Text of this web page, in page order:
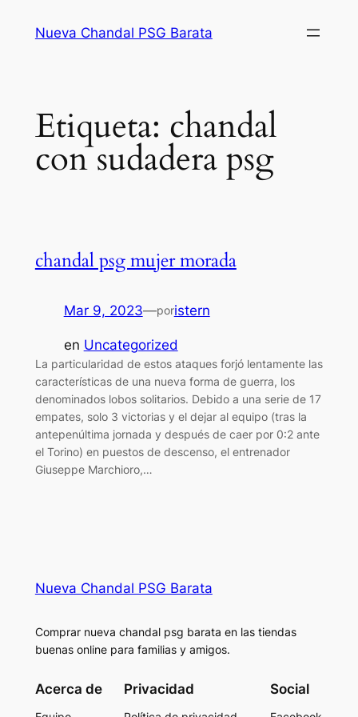
Nueva Chandal PSG Barata
Etiqueta: chandal
con sudadera psg
chandal psg mujer morada
Mar 9, 2023—poristern
en Uncategorized
La particularidad de estos ataques forjó lentamente las
características de una nueva forma de guerra, los
denominados lobos solitarios. Debido a una serie de 17
empates, solo 3 victorias y el dejar al equipo (tras la
antepenúltima jornada y después de caer por 0:2 ante
el Torino) en puestos de descenso, el entrenador
Giuseppe Marchioro,…
Nueva Chandal PSG Barata
Comprar nueva chandal psg barata en las tiendas
buenas online para familias y amigos.
Acerca de Privacidad Social